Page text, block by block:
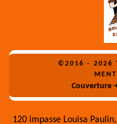
©2016 - 2026
Couverture
120 impasse Louisa